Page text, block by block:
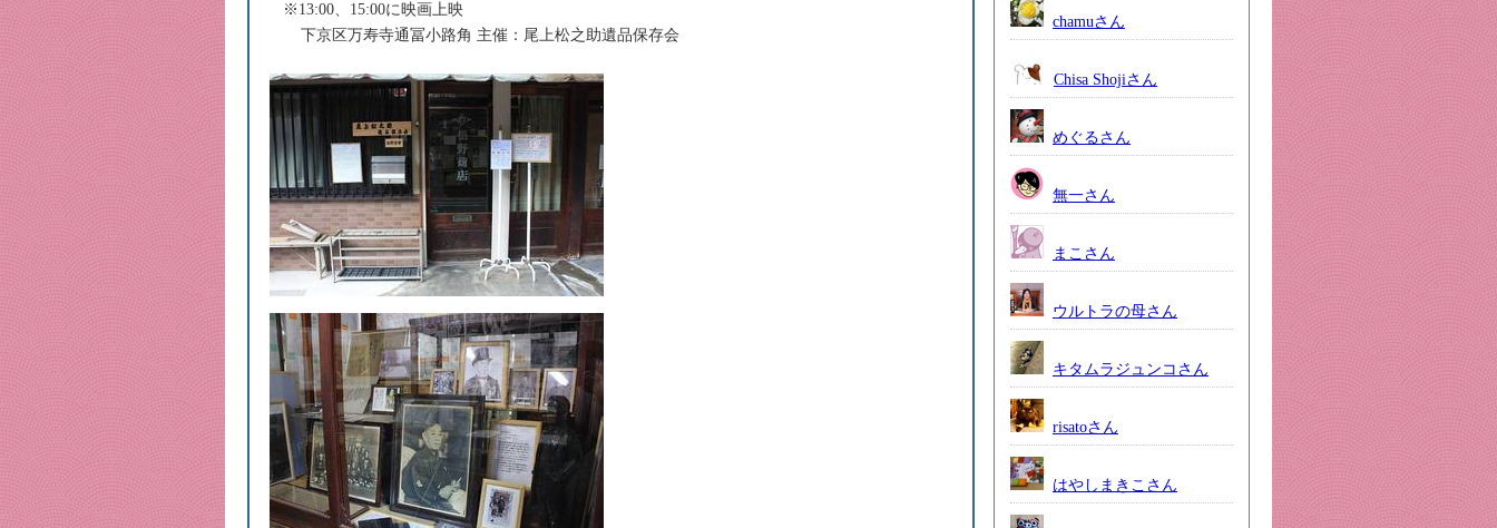
※13:00、15:00に映画上映
下京区万寿寺通冨小路角 主催：尾上松之助遺品保存会
chamuさん
Chisa Shojiさん
めぐるさん
無一さん
まこさん
ウルトラの母さん
キタムラジュンコさん
risatoさん
はやしまきこさん